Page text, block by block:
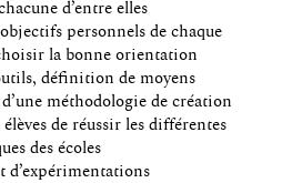
d’entre elles
personnels de chaque
la bonne orientation
définition de moyens
d’une méthodologie de création
de réussir les différentes
des écoles
d’expérimentations